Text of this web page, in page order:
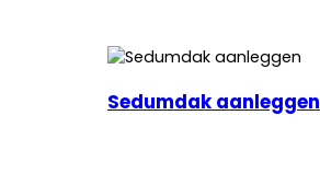
Sedumdak aanleggen